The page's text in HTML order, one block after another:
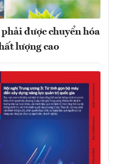
được chuyển hóa
lượng cao